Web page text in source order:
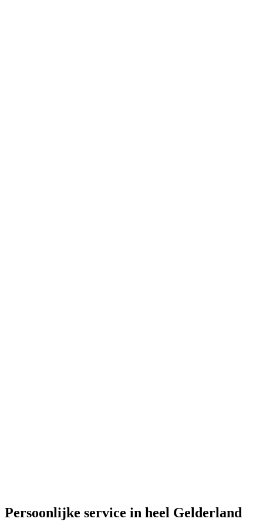
Persoonlijke service in heel Gelderland